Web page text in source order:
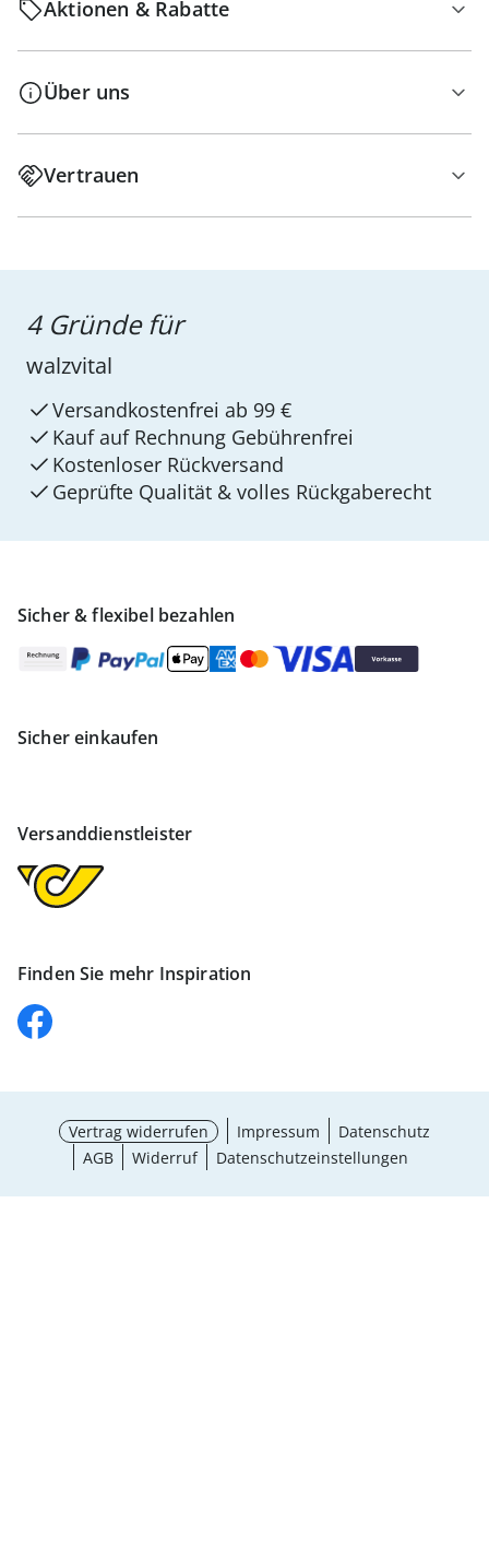
Aktionen & Rabatte
Über uns
Vertrauen
Sicher & flexibel bezahlen
Sicher einkaufen
Versanddienstleister
Finden Sie mehr Inspiration
4 Gründe für
walzvital
Versandkostenfrei ab 99 €
Kauf auf Rechnung Gebührenfrei
Kostenloser Rückversand
Geprüfte Qualität & volles Rückgaberecht
Vertrag widerrufen Impressum
Datenschutz
AGB
Widerruf Datenschutzeinstellungen